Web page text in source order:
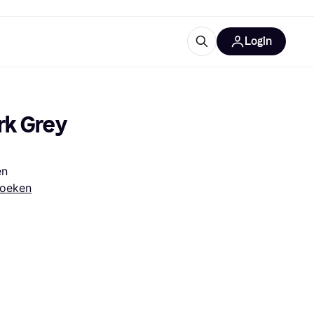
Login
Grey